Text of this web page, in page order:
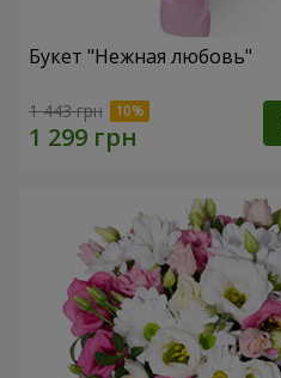
Букет "Нежная любовь"
1 443 грн